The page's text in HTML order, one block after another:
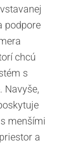
podpore
chcú
s
Navyše,
menšími
a